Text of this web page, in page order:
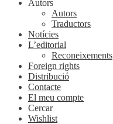
Autors
Autors
Traductors
Notícies
L’editorial
Reconeixements
Foreign rights
Distribució
Contacte
El meu compte
Cercar
Wishlist